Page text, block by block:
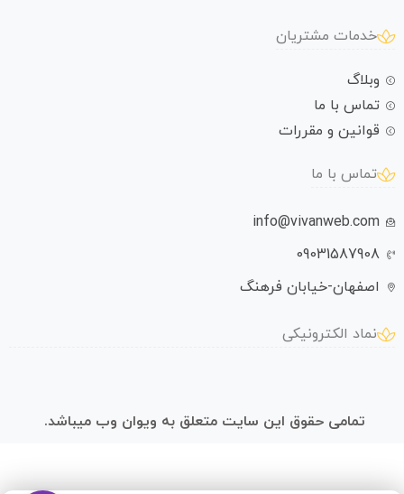
خدمات مشتریان
وبلاگ
تماس با ما
قوانین و مقررات
تماس با ما
info@vivanweb.com
09031587908
اصفهان-خیابان فرهنگ
نماد الکترونیکی
تمامی حقوق این سایت متعلق به ویوان وب میباشد.